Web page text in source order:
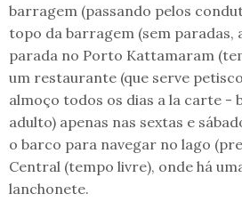
barragem (passando pelos
topo da barragem (sem paradas,
parada no Porto Kattamaram
um restaurante (que serve
almoço todos os dias a la carte -
adulto) apenas nas sextas e
o barco para navegar no lago
Central (tempo livre), onde há
lanchonete.